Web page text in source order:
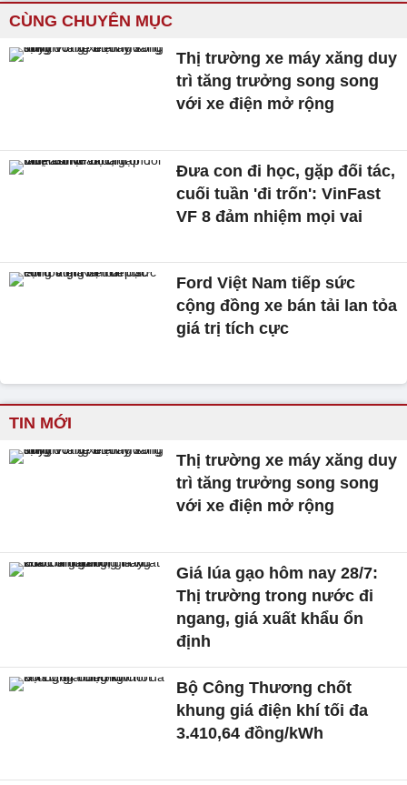
CÙNG CHUYÊN MỤC
Thị trường xe máy xăng duy
trì tăng trưởng song song
với xe điện mở rộng
Đưa con đi học, gặp đối tác,
cuối tuần 'đi trốn': VinFast
VF 8 đảm nhiệm mọi vai
Ford Việt Nam tiếp sức
cộng đồng xe bán tải lan tỏa
giá trị tích cực
TIN MỚI
Thị trường xe máy xăng duy
trì tăng trưởng song song
với xe điện mở rộng
Giá lúa gạo hôm nay 28/7:
Thị trường trong nước đi
ngang, giá xuất khẩu ổn
định
Bộ Công Thương chốt
khung giá điện khí tối đa
3.410,64 đồng/kWh